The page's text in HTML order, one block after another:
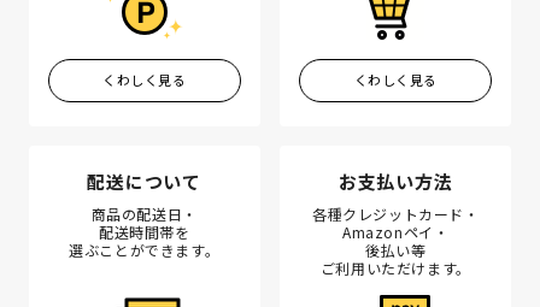
くわしく見る くわしく見る
配送について
商品の配送日・
配送時間帯を
選ぶことができます。
お支払い方法
各種クレジットカード・
Amazonペイ・
後払い等
ご利用いただけます。